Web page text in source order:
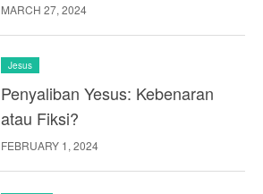
MARCH 27, 2024
Jesus
Penyaliban Yesus: Kebenaran
atau Fiksi?
FEBRUARY 1, 2024